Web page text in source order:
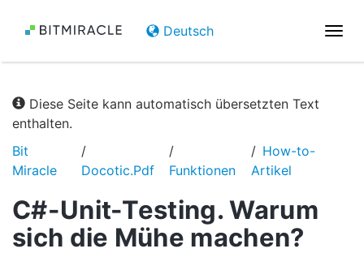
Deutsch
Diese Seite kann automatisch übersetzten Text
enthalten.
Bit
Miracle
Docotic.Pdf Funktionen
How-to-
Artikel
C#-Unit-Testing. Warum
sich die Mühe machen?